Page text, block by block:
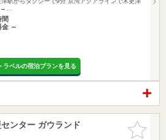
間
金 ～
ラベルの宿泊プランを見る
お気に入
りに追加
ンター ガウランド